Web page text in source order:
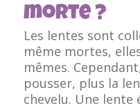
morte ?
Les lentes sont
même mortes,
mêmes.
pousser, plus la
chevelu. Une lente